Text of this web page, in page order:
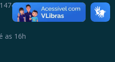
Urânia
as 16h